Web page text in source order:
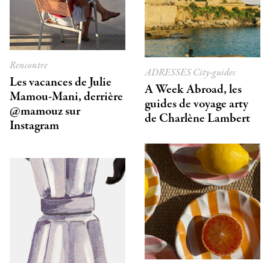
Rencontre
Les vacances de Julie
Mamou-Mani, derrière
@mamouz sur
Instagram
ADRESSESCity-guides
A Week Abroad, les
guides de voyage arty
de Charlène Lambert